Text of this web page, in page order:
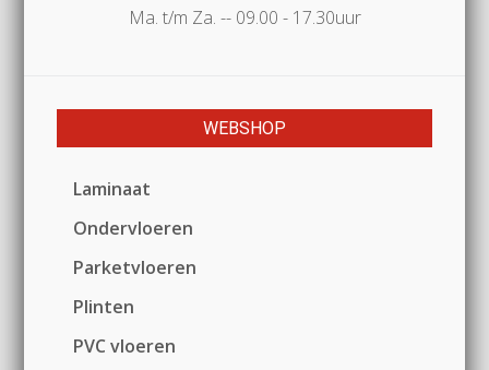
Ma. t/m Za. -- 09.00 - 17.30uur
WEBSHOP
Laminaat
Ondervloeren
Parketvloeren
Plinten
PVC vloeren